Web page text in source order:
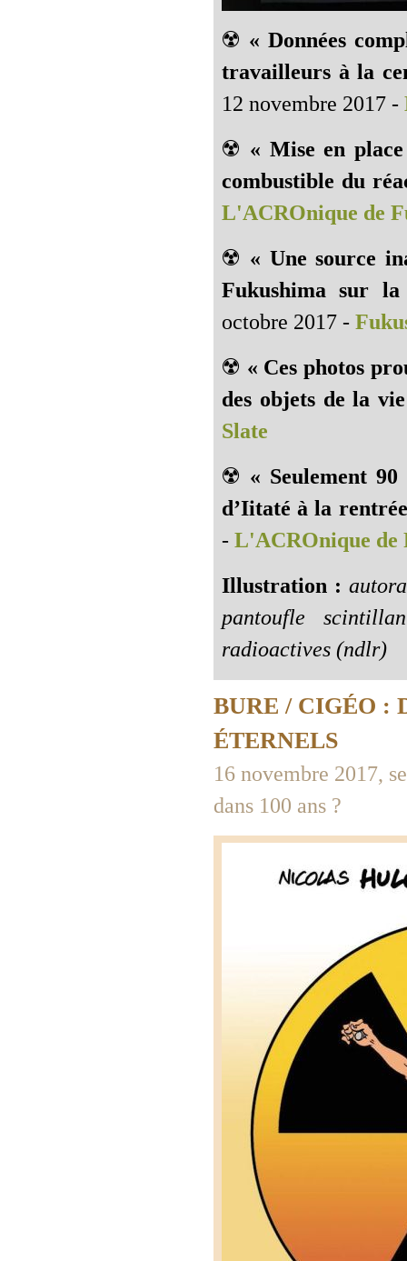
☢️ « Données
travailleurs à la
12 novembre 2017 -
☢️ « Mise en
combustible du
L'ACROnique de
☢️ « Une source
Fukushima sur
octobre 2017 -
☢️ « Ces photos
des objets de la
Slate
☢️ « Seulement 90
d’Iitaté à la
- L'ACROnique de
Illustration :
pantoufle
radioactives (ndlr)
BURE / CIGÉO :
ÉTERNELS
16 novembre 2017,
dans 100 ans ?